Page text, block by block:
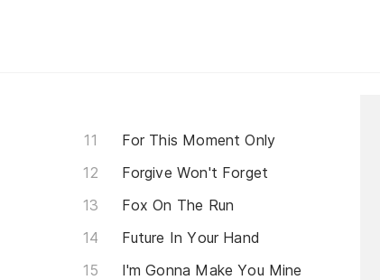
For This Moment Only
Forgive Won't Forget
Fox On The Run
Future In Your Hand
I'm Gonna Make You Mine